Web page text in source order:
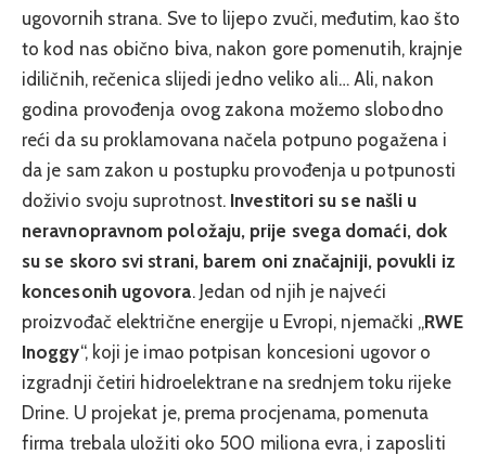
ugovornih strana. Sve to lijepo zvuči, međutim, kao što
to kod nas obično biva, nakon gore pomenutih, krajnje
idiličnih, rečenica slijedi jedno veliko ali… Ali, nakon
godina provođenja ovog zakona možemo slobodno
reći da su proklamovana načela potpuno pogažena i
da je sam zakon u postupku provođenja u potpunosti
doživio svoju suprotnost. Investitori su se našli u
neravnopravnom položaju, prije svega domaći, dok
su se skoro svi strani, barem oni značajniji, povukli iz
koncesonih ugovora. Jedan od njih je najveći
proizvođač električne energije u Evropi, njemački „RWE
Inoggy“, koji je imao potpisan koncesioni ugovor o
izgradnji četiri hidroelektrane na srednjem toku rijeke
Drine. U projekat je, prema procjenama, pomenuta
firma trebala uložiti oko 500 miliona evra, i zaposliti